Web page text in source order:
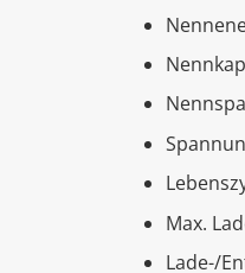
Max.
Lade-/